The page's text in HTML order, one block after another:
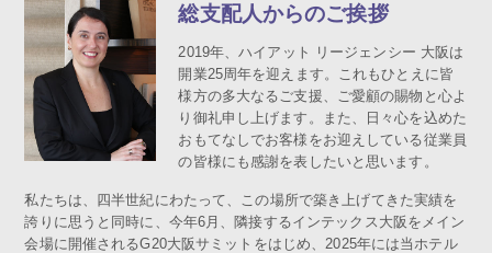
総支配人からのご挨拶
2019年、ハイアット リージェンシー 大阪は
開業25周年を迎えます。これもひとえに皆
様方の多大なるご支援、ご愛顧の賜物と心よ
り御礼申し上げます。また、日々心を込めた
おもてなしでお客様をお迎えしている従業員
の皆様にも感謝を表したいと思います。
私たちは、四半世紀にわたって、この場所で築き上げてきた実績を
誇りに思うと同時に、今年6月、隣接するインテックス大阪をメイン
会場に開催されるG20大阪サミットをはじめ、2025年には当ホテル